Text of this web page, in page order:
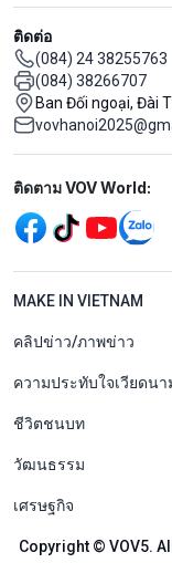
ติดต่อ
(084) 24 38255763
(084) 38266707
Ban Đối ngoại, Đài
Mạng xã hội
ติดตาม VOV World:
menu footer
MAKE IN VIETNAM
คลิปข่าว/ภาพข่าว
ความประทับใจเวียดนา
ชีวิตชนบท
วัฒนธรรม
เศรษฐกิจ
Copyright © VOV5.